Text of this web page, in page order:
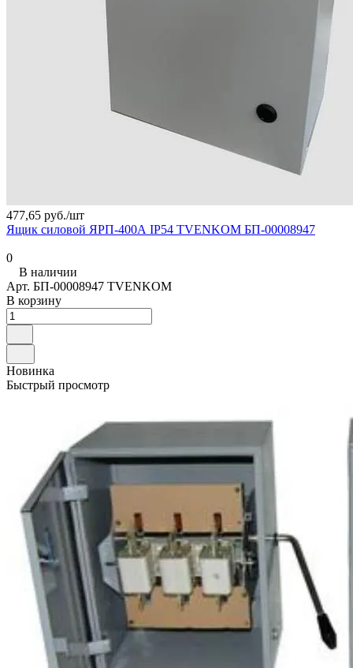
477,65 руб./шт
Ящик силовой ЯРП-400А IP54 TVENKOM БП-00008947
0
В наличии
Арт. БП-00008947 TVENKOM
В корзину
Новинка
Быстрый просмотр